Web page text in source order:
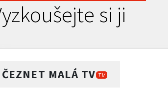
si ji
ČEZNET MALÁ TV TV